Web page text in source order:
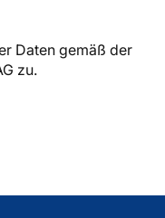
Daten gemäß der
zu.